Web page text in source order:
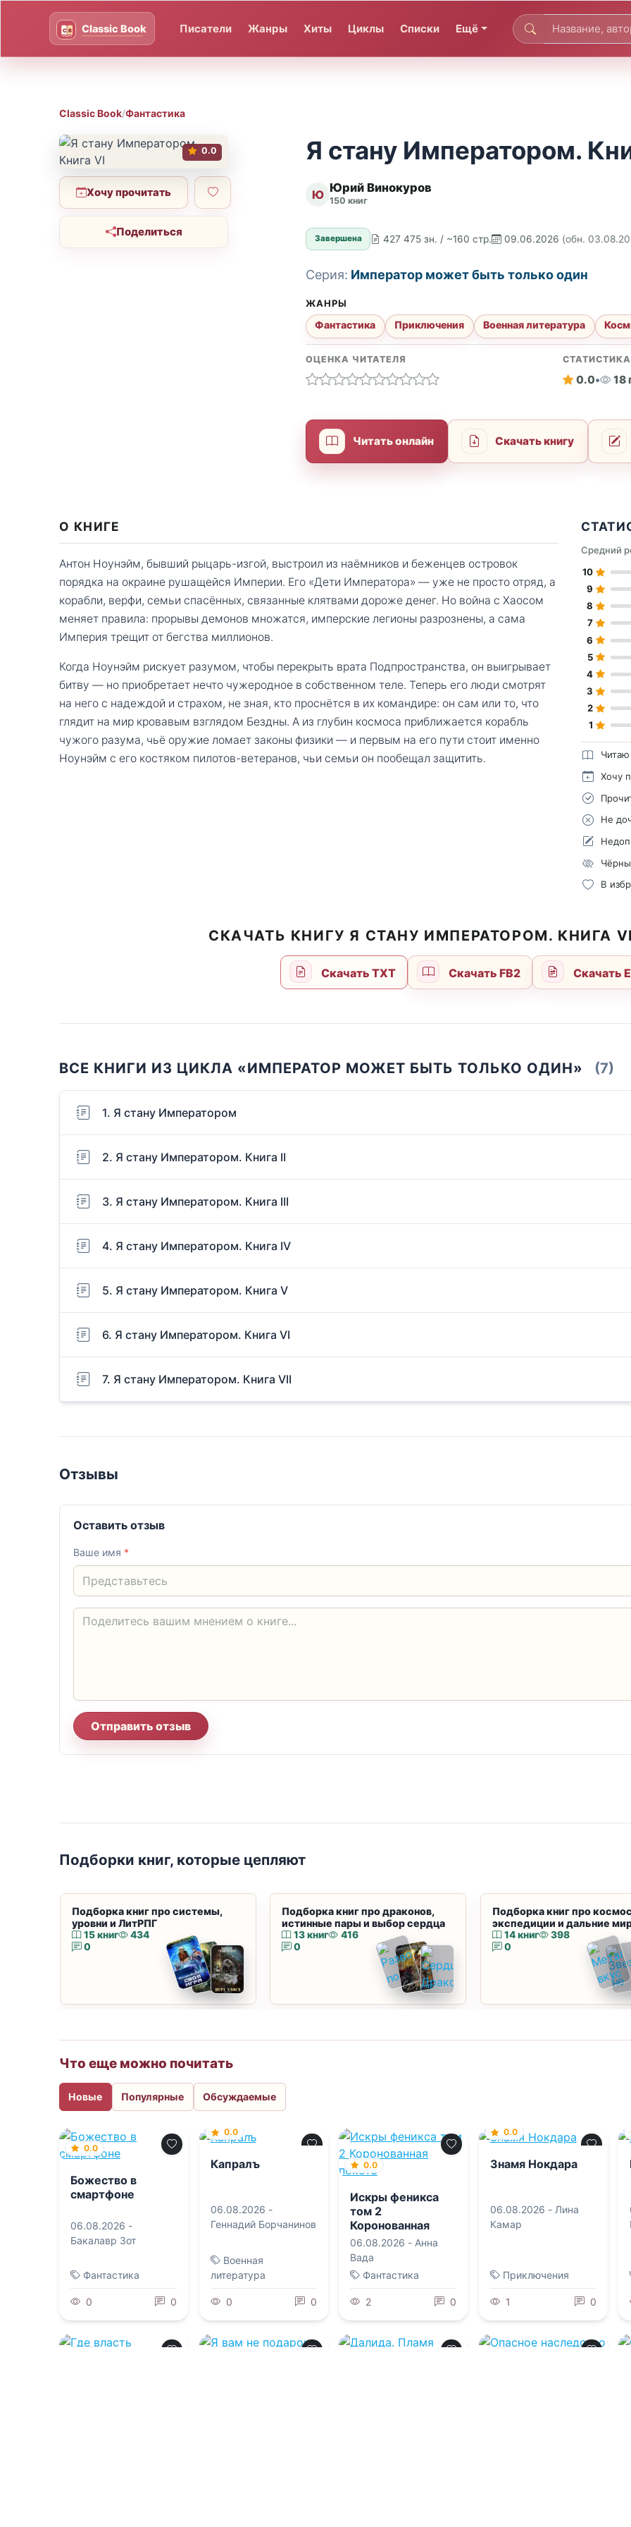
Писатели Жанры Хиты Циклы Списки Ещё
Classic Book/Фантастика
0.0
Хочу прочитать
Поделиться
Я стану Императором.
Ю Юрий Винокуров
150 книг
Завершена 427 475 зн. / ~160 стр. 09.06.2026 (обн.
Серия: Император может быть только один
ЖАНРЫ
Фантастика Приключения Военная литература
ОЦЕНКА ЧИТАТЕЛЯ СТАТИСТИКА
0.0• 18
Читать онлайн Скачать книгу
О КНИГЕ
Антон Ноунэйм, бывший рыцарь-изгой, выстроил из наёмников и беженцев островок
порядка на окраине рушащейся Империи. Его «Дети Императора» — уже не просто отряд, а
корабли, верфи, семьи спасённых, связанные клятвами дороже денег. Но война с Хаосом
меняет правила: прорывы демонов множатся, имперские легионы разрознены, а сама
Империя трещит от бегства миллионов.
Когда Ноунэйм рискует разумом, чтобы перекрыть врата Подпространства, он выигрывает
битву — но приобретает нечто чужеродное в собственном теле. Теперь его люди смотрят
на него с надеждой и страхом, не зная, кто проснётся в их командире: он сам или то, что
глядит на мир кровавым взглядом Бездны. А из глубин космоса приближается корабль
чужого разума, чьё оружие ломает законы физики — и первым на его пути стоит именно
Ноунэйм с его костяком пилотов-ветеранов, чьи семьи он пообещал защитить.
Средний
10
9
8
7
6
5
4
3
2
1
Читаю
Хочу
Не
В
СКАЧАТЬ КНИГУ Я СТАНУ ИМПЕРАТОРОМ. КНИГА
Скачать TXT Скачать FB2 Скачать
ВСЕ КНИГИ ИЗ ЦИКЛА «ИМПЕРАТОР МОЖЕТ БЫТЬ ТОЛЬКО ОДИН» (7)
1. Я стану Императором
2. Я стану Императором. Книга II
3. Я стану Императором. Книга III
4. Я стану Императором. Книга IV
5. Я стану Императором. Книга V
6. Я стану Императором. Книга VI
7. Я стану Императором. Книга VII
Отзывы
Оставить отзыв
Ваше имя *
Отправить отзыв
Подборки книг, которые цепляют
Подборка книг про системы,
уровни и ЛитРПГ
15 книг
434
0
Подборка книг про драконов,
истинные пары и выбор сердца
13 книг
416
0
Подборка книг про
экспедиции и дальние
14 книг
398
0
Что еще можно почитать
Новые Популярные Обсуждаемые
0.0
Божество в
смартфоне
06.08.2026 -
Бакалавр Зот
Фантастика
0 0
0.0
Капралъ
06.08.2026 -
Геннадий Борчанинов
Военная
литература
0 0
0.0
Искры феникса
том 2
Коронованная
похоть
06.08.2026 - Анна
Вада
Фантастика
2 0
0.0
Знамя Нокдара
06.08.2026 - Лина
Камар
Приключения
1 0